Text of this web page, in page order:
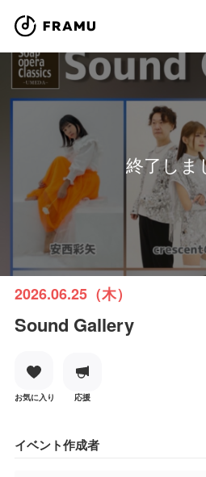
終了しま
2026.06.25（木）
Sound Gallery
お気に入り 応援
イベント作成者